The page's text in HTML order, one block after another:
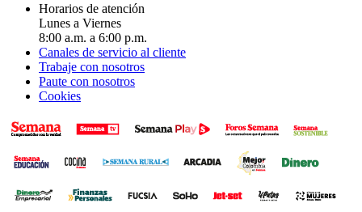
Horarios de atención
Lunes a Viernes
8:00 a.m. a 6:00 p.m.
Canales de servicio al cliente
Trabaje con nosotros
Paute con nosotros
Cookies